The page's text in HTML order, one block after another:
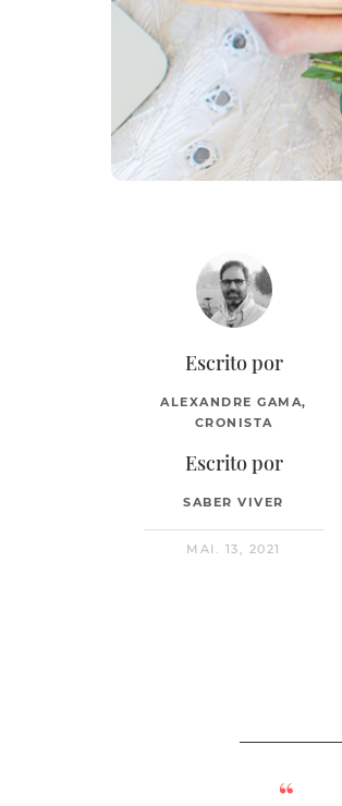
Escrito por
ALEXANDRE GAMA,
CRONISTA
Escrito por
SABER VIVER
MAI. 13, 2021